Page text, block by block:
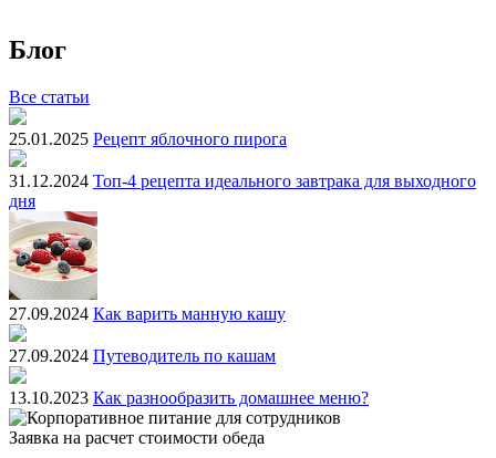
Блог
Все статьи
25.01.2025 Рецепт яблочного пирога
31.12.2024 Топ-4 рецепта идеального завтрака для выходного
дня
27.09.2024 Как варить манную кашу
27.09.2024 Путеводитель по кашам
13.10.2023 Как разнообразить домашнее меню?
Заявка на расчет стоимости обеда